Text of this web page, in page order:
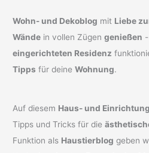
Wohn- und Dekoblog mit Liebe
Wände in vollen Zügengenießen
eingerichteten Residenz
Tipps für deineWohnung.
Auf diesem Haus- und
Tipps und Tricks für die
Funktion als Haustierblog geben